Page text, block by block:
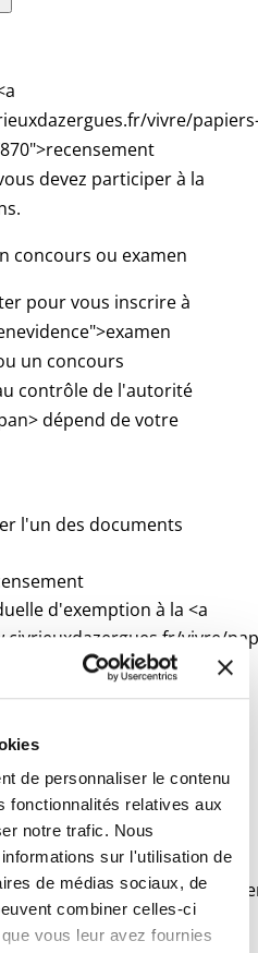
de personnaliser le contenu
fonctionnalités relatives aux
notre trafic. Nous
sur l'utilisation de
de médias sociaux, de
combiner celles-ci
vous leur avez fournies
vivre/
devez participer à la
concours ou examen
pour vous inscrire à
un concours
contrôle de l'autorité
dépend de votre
l'un des documents
d'exemption à la <a
vivre/
a>
administrative
ou vol de votre
vivre/
vous n'avez pas